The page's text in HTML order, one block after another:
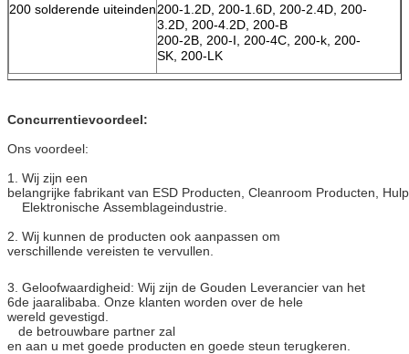
200 solderende uiteinden200-1.2D, 200-1.6D, 200-2.4D, 200-
3.2D, 200-4.2D, 200-B
200-2B, 200-I, 200-4C, 200-k, 200-
SK, 200-LK
Concurrentievoordeel:
Ons voordeel:
1. Wij zijn een
belangrijke fabrikant van ESD Producten, Cleanroom Producten,
Elektronische Assemblageindustrie.
2. Wij kunnen de producten ook aanpassen om
verschillende vereisten te vervullen.
3. Geloofwaardigheid: Wij zijn de Gouden Leverancier van het
6de jaaralibaba. Onze klanten worden over de hele
wereld gevestigd.
de betrouwbare partner zal
en aan u met goede producten en goede steun terugkeren.